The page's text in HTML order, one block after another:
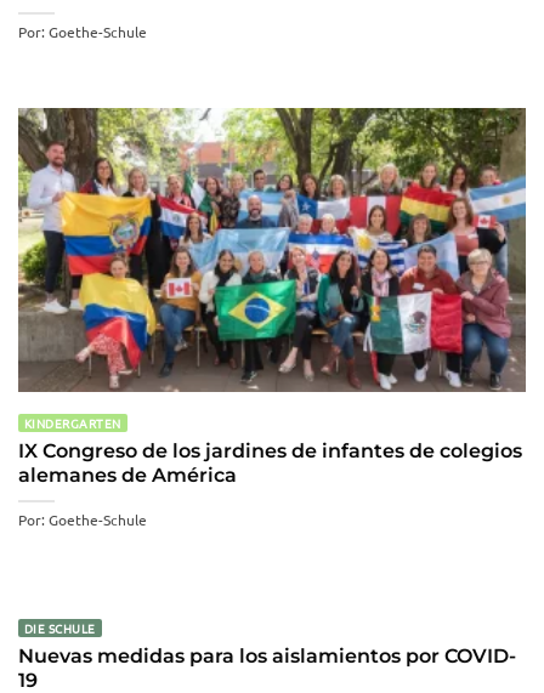
Por: Goethe-Schule
KINDERGARTEN
IX Congreso de los jardines de infantes de colegios
alemanes de América
Por: Goethe-Schule
DIE SCHULE
Nuevas medidas para los aislamientos por COVID-
19